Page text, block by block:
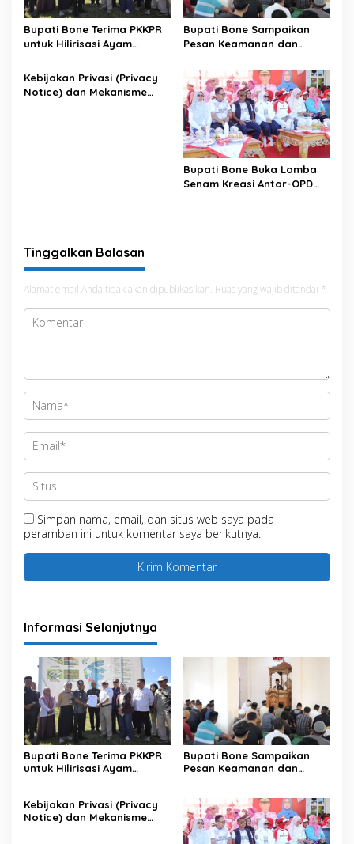
Bupati Bone Terima PKKPR
untuk Hilirisasi Ayam
Bupati Bone Sampaikan
Pesan Keamanan dan
Kebijakan Privasi (Privacy
Notice) dan Mekanisme
Bupati Bone Buka Lomba
Senam Kreasi Antar-OPD
Tinggalkan Balasan
Alamat email Anda tidak akan dipublikasikan. Ruas yang wajib ditandai *
Simpan nama, email, dan situs web saya pada
peramban ini untuk komentar saya berikutnya.
Informasi Selanjutnya
Bupati Bone Terima PKKPR
untuk Hilirisasi Ayam
Bupati Bone Sampaikan
Pesan Keamanan dan
Kebijakan Privasi (Privacy
Notice) dan Mekanisme